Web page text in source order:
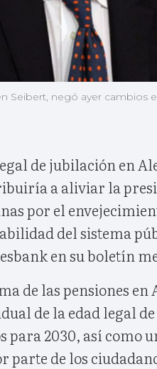
Seibert, negó ayer cambios
de jubilación en
a aliviar la
por el
del sistema
en su boletín
de las pensiones en
de la edad legal
para 2030, así como
de los